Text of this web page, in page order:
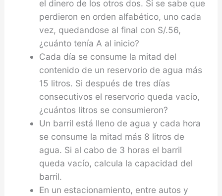
el dinero de los otros dos. Si se sabe que
perdieron en orden alfabéti­co, uno cada
vez, quedandose al final con S/.56,
¿cuánto tenía A al inicio?
Cada día se consume la mitad del
contenido de un reservorio de agua más
15 litros. Si después de tres días
consecutivos el reservorio queda vacío,
¿cuántos litros se consumieron?
Un barril está lleno de agua y cada hora
se consume la mitad más 8 litros de
agua. Si al cabo de 3 horas el barril
queda vacío, calcula la capacidad del
barril.
En un estacionamiento, entre autos y